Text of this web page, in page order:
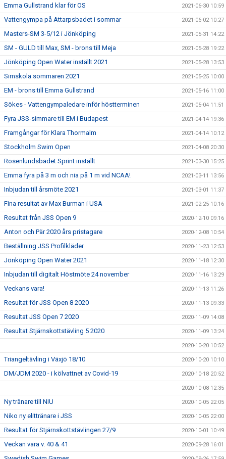
Emma Gullstrand klar för OS 2021-06-30 10:59
Vattengympa på Attarpsbadet i sommar 2021-06-02 10:27
Masters-SM 3-5/12 i Jönköping 2021-05-31 14:22
SM - GULD till Max, SM - brons till Meja 2021-05-28 19:22
Jönköping Open Water inställt 2021 2021-05-28 13:53
Simskola sommaren 2021 2021-05-25 10:00
EM - brons till Emma Gullstrand 2021-05-16 11:00
Sökes - Vattengympaledare inför höstterminen 2021-05-04 11:51
Fyra JSS-simmare till EM i Budapest 2021-04-14 19:36
Framgångar för Klara Thormalm 2021-04-14 10:12
Stockholm Swim Open 2021-04-08 20:30
Rosenlundsbadet Sprint inställt 2021-03-30 15:25
Emma fyra på 3 m och nia på 1 m vid NCAA! 2021-03-11 13:56
Inbjudan till årsmöte 2021 2021-03-01 11:37
Fina resultat av Max Burman i USA 2021-02-25 10:16
Resultat från JSS Open 9 2020-12-10 09:16
Anton och Pär 2020 års pristagare 2020-12-08 10:54
Beställning JSS Profilkläder 2020-11-23 12:53
Jönköping Open Water 2021 2020-11-18 12:30
Inbjudan till digitalt Höstmöte 24 november 2020-11-16 13:29
Veckans vara! 2020-11-13 11:26
Resultat för JSS Open 8 2020 2020-11-13 09:33
Resultat JSS Open 7 2020 2020-11-09 14:08
Resultat Stjärnskottstävling 5 2020 2020-11-09 13:24
2020-10-20 10:52
Triangeltävling i Växjö 18/10 2020-10-20 10:10
DM/JDM 2020 - i kölvattnet av Covid-19 2020-10-18 20:52
2020-10-08 12:35
Ny tränare till NIU 2020-10-05 22:05
Niko ny elittränare i JSS 2020-10-05 22:00
Resultat för Stjärnskottstävlingen 27/9 2020-10-01 10:49
Veckan vara v. 40 & 41 2020-09-28 16:01